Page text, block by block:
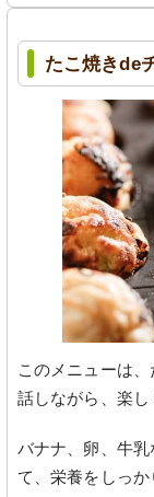
たこ焼きde
このメニューは
話しながら、楽し
バナナ、卵、牛
て、栄養をしっか